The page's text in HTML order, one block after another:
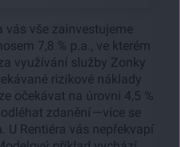
vás vše zainvestujeme
7,8 % p.a., ve kterém
využívání služby Zonky
rizikové náklady
očekávat na úrovni 4,5 %
zdanění — více se
Rentiéra vás nepřekvapí